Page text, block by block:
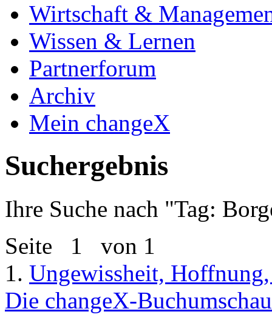
Wirtschaft &
Wissen & Lernen
Partnerforum
Archiv
Mein changeX
Suchergebnis
Ihre Suche nach "Tag:
Seite 1 von 1
1. Ungewissheit,
Die changeX-